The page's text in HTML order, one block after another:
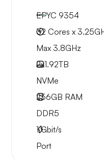
EPYC 9354
32 Cores x
Max 3.8GHz
2x1.92TB
NVMe
256GB RAM
DDR5
1Gbit/s
Port